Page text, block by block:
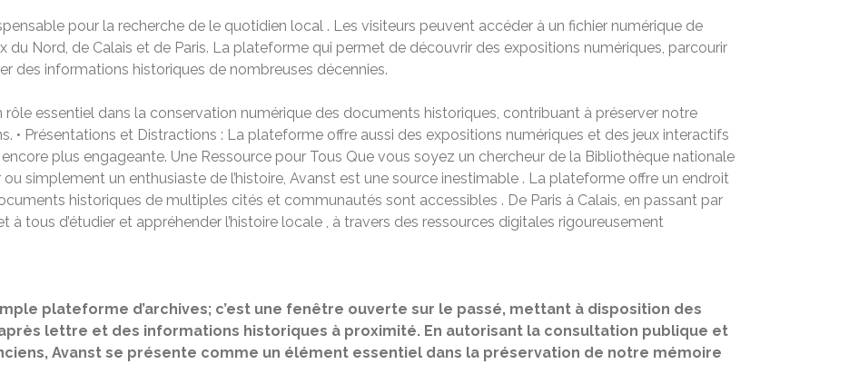
pour la recherche de le quotidien local . Les visiteurs peuvent accéder à un fichier numérique de
Nord, de Calais et de Paris. La plateforme qui permet de découvrir des expositions numériques, parcourir
des informations historiques de nombreuses décennies.
rôle essentiel dans la conservation numérique des documents historiques, contribuant à préserver notre
• Présentations et Distractions : La plateforme offre aussi des expositions numériques et des jeux interactifs
plus engageante. Une Ressource pour Tous Que vous soyez un chercheur de la Bibliothèque nationale
simplement un enthusiaste de l’histoire, Avanst est une source inestimable . La plateforme offre un endroit
historiques de multiples cités et communautés sont accessibles . De Paris à Calais, en passant par
tous d’étudier et appréhender l’histoire locale , à travers des ressources digitales rigoureusement
plateforme d’archives; c’est une fenêtre ouverte sur le passé, mettant à disposition des
lettre et des informations historiques à proximité. En autorisant la consultation publique et
Avanst se présente comme un élément essentiel dans la préservation de notre mémoire